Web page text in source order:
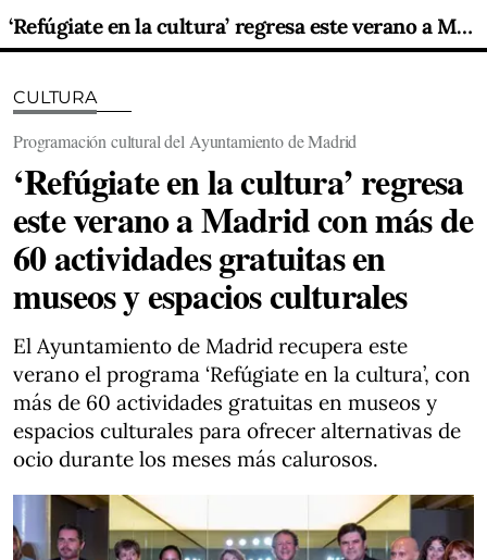
‘Refúgiate en la cultura’ regresa este verano a Madrid con más de 60 actividades gratuitas en museos y espacios culturales
CULTURA
Programación cultural del Ayuntamiento de Madrid
‘Refúgiate en la cultura’ regresa
este verano a Madrid con más de
60 actividades gratuitas en
museos y espacios culturales
El Ayuntamiento de Madrid recupera este
verano el programa ‘Refúgiate en la cultura’, con
más de 60 actividades gratuitas en museos y
espacios culturales para ofrecer alternativas de
ocio durante los meses más calurosos.